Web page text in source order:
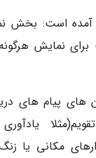
آمده است: بخش
نمایش
های پیام های
مکانی یا